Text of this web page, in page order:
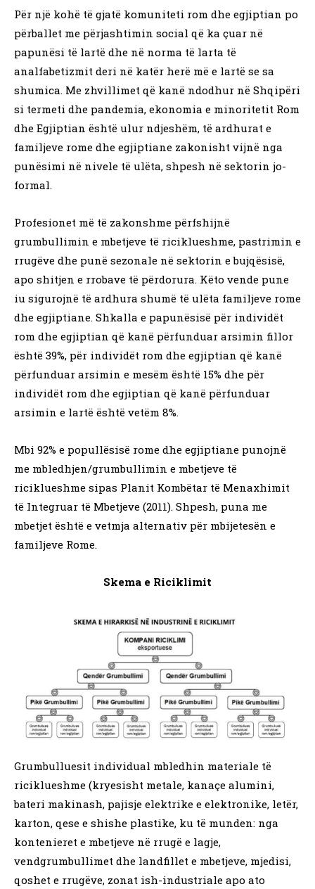
Për një kohë të gjatë komuniteti rom dhe egjiptian po
përballet me përjashtimin social që ka çuar në
papunësi të lartë dhe në norma të larta të
analfabetizmit deri në katër herë më e lartë se sa
shumica. Me zhvillimet që kanë ndodhur në Shqipëri
si termeti dhe pandemia, ekonomia e minoritetit Rom
dhe Egjiptian është ulur ndjeshëm, të ardhurat e
familjeve rome dhe egjiptiane zakonisht vijnë nga
punësimi në nivele të ulëta, shpesh në sektorin jo-
formal.
Profesionet më të zakonshme përfshijnë
grumbullimin e mbetjeve të riciklueshme, pastrimin e
rrugëve dhe punë sezonale në sektorin e bujqësisë,
apo shitjen e rrobave të përdorura. Këto vende pune
iu sigurojnë të ardhura shumë të ulëta familjeve rome
dhe egjiptiane. Shkalla e papunësisë për individët
rom dhe egjiptian që kanë përfunduar arsimin fillor
është 39%, për individët rom dhe egjiptian që kanë
përfunduar arsimin e mesëm është 15% dhe për
individët rom dhe egjiptian që kanë përfunduar
arsimin e lartë është vetëm 8%.
Mbi 92% e popullësisë rome dhe egjiptiane punojnë
me mbledhjen/grumbullimin e mbetjeve të
riciklueshme sipas Planit Kombëtar të Menaxhimit
të Integruar të Mbetjeve (2011). Shpesh, puna me
mbetjet është e vetmja alternativ për mbijetesën e
familjeve Rome.
Skema e Riciklimit
Grumbulluesit individual mbledhin materiale të
riciklueshme (kryesisht metale, kanaçe alumini,
bateri makinash, pajisje elektrike e elektronike, letër,
karton, qese e shishe plastike, ku të munden: nga
kontenieret e mbetjeve në rrugë e lagje,
vendgrumbullimet dhe landfillet e mbetjeve, mjedisi,
qoshet e rrugëve, zonat ish-industriale apo ato